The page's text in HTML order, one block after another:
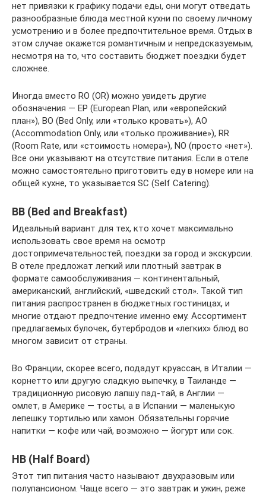
нет привязки к графику подачи еды, они могут отведать
разнообразные блюда местной кухни по своему личному
усмотрению и в более предпочтительное время. Отдых в
этом случае окажется романтичным и непредсказуемым,
несмотря на то, что составить бюджет поездки будет
сложнее.
Иногда вместо RO (OR) можно увидеть другие
обозначения — EP (European Plan, или «европейский
план»), BO (Bed Only, или «только кровать»), AO
(Accommodation Only, или «только проживание»), RR
(Room Rate, или «стоимость номера»), NO (просто «нет»).
Все они указывают на отсутствие питания. Если в отеле
можно самостоятельно приготовить еду в номере или на
общей кухне, то указывается SС (Self Catering).
BB (Bed and Breakfast)
Идеальный вариант для тех, кто хочет максимально
использовать свое время на осмотр
достопримечательностей, поездки за город и экскурсии.
В отеле предложат легкий или плотный завтрак в
формате самообслуживания — континентальный,
американский, английский, «шведский стол». Такой тип
питания распространен в бюджетных гостиницах, и
многие отдают предпочтение именно ему. Ассортимент
предлагаемых булочек, бутербродов и «легких» блюд во
многом зависит от страны.
Во Франции, скорее всего, подадут круассан, в Италии —
корнетто или другую сладкую выпечку, в Таиланде —
традиционную рисовую лапшу пад-тай, в Англии —
омлет, в Америке — тосты, а в Испании — маленькую
лепешку тортилью или хамон. Обязательны горячие
напитки — кофе или чай, возможно — йогурт или сок.
HB (Half Board)
Этот тип питания часто называют двухразовым или
полупансионом. Чаще всего — это завтрак и ужин, реже